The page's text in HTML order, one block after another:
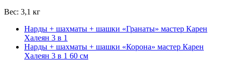
Вес: 3,1 кг
Нарды + шахматы + шашки «Гранаты» мастер Карен
Халеян 3 в 1
Нарды + шахматы + шашки «Корона» мастер Карен
Халеян 3 в 1 60 см